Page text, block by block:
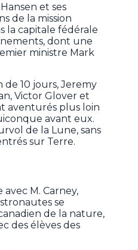
et ses
de la mission
la capitale fédérale
dont une
ministre Mark
10 jours, Jeremy
Victor Glover et
aventurés plus loin
avant eux.
de la Lune, sans
sur Terre.
M. Carney,
se
de la nature,
des élèves des